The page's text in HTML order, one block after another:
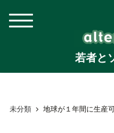
若者と
未分類 地球が１年間に生産